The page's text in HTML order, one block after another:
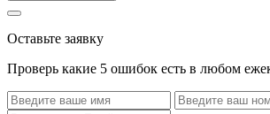
Оставьте заявку
Проверь какие 5 ошибок есть в любом